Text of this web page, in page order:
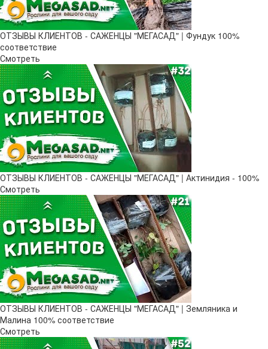
ОТЗЫВЫ КЛИЕНТОВ - САЖЕНЦЫ "МЕГАСАД" | Фундук 100%
соответствие
Смотреть
ОТЗЫВЫ КЛИЕНТОВ - САЖЕНЦЫ "МЕГАСАД" | Актинидия - 100%
Смотреть
ОТЗЫВЫ КЛИЕНТОВ - САЖЕНЦЫ "МЕГАСАД" | Земляника и
Малина 100% соответствие
Смотреть